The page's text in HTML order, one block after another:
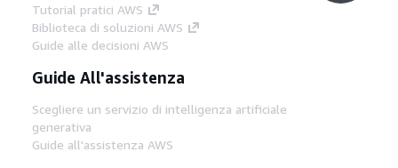
Tutorial pratici AWS
Biblioteca di soluzioni AWS
Guide alle decisioni AWS
Guide All'assistenza
Scegliere un servizio di intelligenza artificiale
generativa
Guide all'assistenza AWS